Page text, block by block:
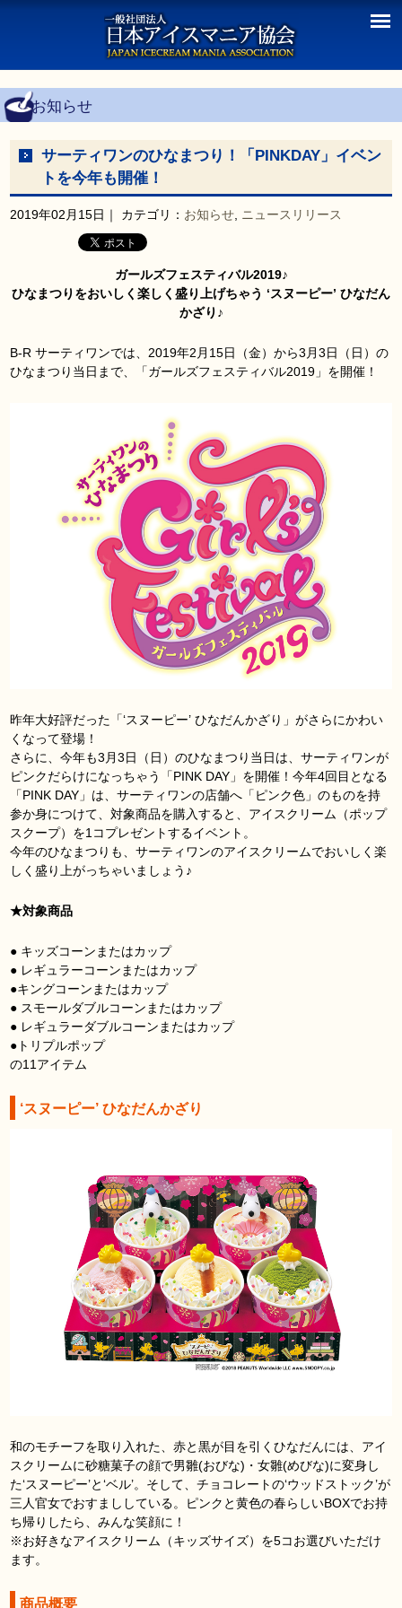
お知らせ
サーティワンのひなまつり！「PINKDAY」イベン
トを今年も開催！
2019年02月15日 ｜ カテゴリ： お知らせ ニュースリリース
ガールズフェスティバル2019♪
ひなまつりをおいしく楽しく盛り上げちゃう ‘スヌーピー’ ひなだん
かざり♪
B‐R サーティワンでは、2019年2月15日（金）から3月3日（日）の
ひなまつり当日まで、「ガールズフェスティバル2019」を開催！
昨年大好評だった「‘スヌーピー’ ひなだんかざり」がさらにかわい
くなって登場！
さらに、今年も3月3日（日）のひなまつり当日は、サーティワンが
ピンクだらけになっちゃう「PINK DAY」を開催！今年4回目となる
「PINK DAY」は、サーティワンの店舗へ「ピンク色」のものを持
参か身につけて、対象商品を購入すると、アイスクリーム（ポップ
スクープ）を1コプレゼントするイベント。
今年のひなまつりも、サーティワンのアイスクリームでおいしく楽
しく盛り上がっちゃいましょう♪
★対象商品
● キッズコーンまたはカップ
● レギュラーコーンまたはカップ
●キングコーンまたはカップ
● スモールダブルコーンまたはカップ
● レギュラーダブルコーンまたはカップ
●トリプルポップ
の11アイテム
‘スヌーピー’ ひなだんかざり
和のモチーフを取り入れた、赤と黒が目を引くひなだんには、アイ
スクリームに砂糖菓子の顔で男雛(おびな)・女雛(めびな)に変身し
た‘スヌーピー’と‘ベル’。そして、チョコレートの‘ウッドストック’が
三人官女でおすまししている。ピンクと黄色の春らしいBOXでお持
ち帰りしたら、みんな笑顔に！
※お好きなアイスクリーム（キッズサイズ）を5コお選びいただけ
ます。
商品概要